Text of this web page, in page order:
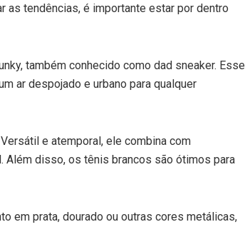
as tendências, é importante estar por dentro
também conhecido como dad sneaker. Esse
ar despojado e urbano para qualquer
e atemporal, ele combina com
Além disso, os tênis brancos são ótimos para
em prata, dourado ou outras cores metálicas,